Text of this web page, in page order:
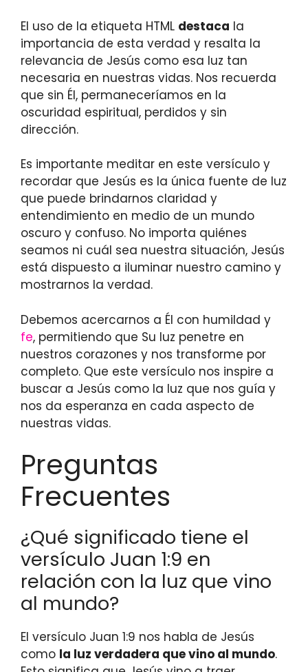
El uso de la etiqueta HTML destaca la
importancia de esta verdad y resalta la
relevancia de Jesús como esa luz tan
necesaria en nuestras vidas. Nos recuerda
que sin Él, permaneceríamos en la
oscuridad espiritual, perdidos y sin
dirección.
Es importante meditar en este versículo y
recordar que Jesús es la única fuente de luz
que puede brindarnos claridad y
entendimiento en medio de un mundo
oscuro y confuso. No importa quiénes
seamos ni cuál sea nuestra situación, Jesús
está dispuesto a iluminar nuestro camino y
mostrarnos la verdad.
Debemos acercarnos a Él con humildad y
fe, permitiendo que Su luz penetre en
nuestros corazones y nos transforme por
completo. Que este versículo nos inspire a
buscar a Jesús como la luz que nos guía y
nos da esperanza en cada aspecto de
nuestras vidas.
Preguntas
Frecuentes
¿Qué significado tiene el
versículo Juan 1:9 en
relación con la luz que vino
al mundo?
El versículo Juan 1:9 nos habla de Jesús
como la luz verdadera que vino al mundo.